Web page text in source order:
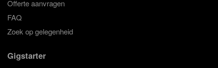
Offerte aanvragen
FAQ
Zoek op gelegenheid
Gigstarter